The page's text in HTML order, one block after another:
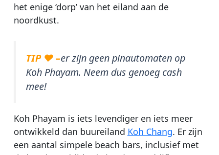
het enige ‘dorp’ van het eiland aan de
noordkust.
TIP ♥ –er zijn geen pinautomaten op
Koh Phayam. Neem dus genoeg cash
mee!
Koh Phayam is iets levendiger en iets meer
ontwikkeld dan buureiland Koh Chang. Er zijn
een aantal simpele beach bars, inclusief met